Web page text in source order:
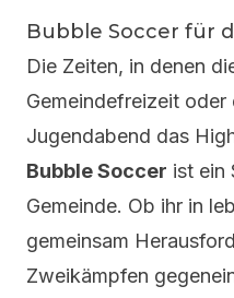
Bubble Soccer für
Die Zeiten, in denen
Gemeindefreizeit oder
Jugendabend das
Bubble Soccer ist ein
Gemeinde. Ob ihr in
gemeinsam
Zweikämpfen